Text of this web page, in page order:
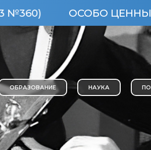
ОСОБО ЦЕННЫЙ
ОБРАЗОВАНИЕ НАУКА